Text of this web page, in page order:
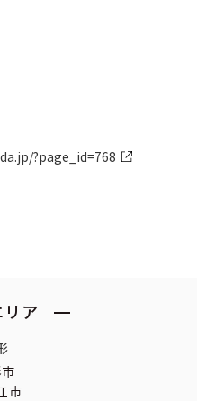
?page_id=768
ア
市